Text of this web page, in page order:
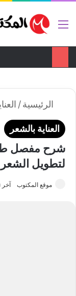
القائمة
الرئيسية/
العناية بالشعر
شرح مفصل
لتطويل
موقع المكتوب آخر
ضع